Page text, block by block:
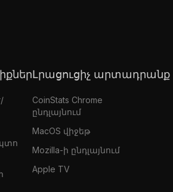
Լրացուցիչ արտադրանք
CoinStats Chrome
ընդլայնում
MacOS վիջեթ
Mozilla-ի ընդլայնում
Apple TV